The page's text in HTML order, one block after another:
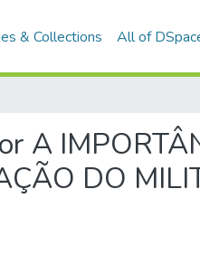
& Collections All of
A
DO